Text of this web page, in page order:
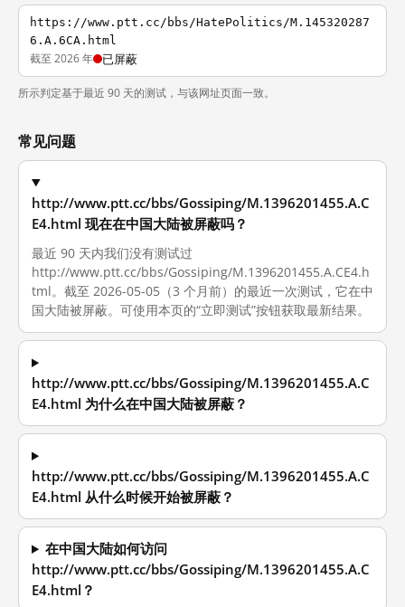
https://www.ptt.cc/bbs/HatePolitics/M.145320287
6.A.6CA.html
截至 2026 年 已屏蔽
所示判定基于最近 90 天的测试，与该网址页面一致。
常见问题
http://www.ptt.cc/bbs/Gossiping/M.1396201455.A.C
E4.html 现在在中国大陆被屏蔽吗？
最近 90 天内我们没有测试过
http://www.ptt.cc/bbs/Gossiping/M.1396201455.A.CE4.h
tml。截至 2026-05-05（3 个月前）的最近一次测试，它在中
国大陆被屏蔽。可使用本页的“立即测试”按钮获取最新结果。
http://www.ptt.cc/bbs/Gossiping/M.1396201455.A.C
E4.html 为什么在中国大陆被屏蔽？
http://www.ptt.cc/bbs/Gossiping/M.1396201455.A.C
E4.html 从什么时候开始被屏蔽？
在中国大陆如何访问
http://www.ptt.cc/bbs/Gossiping/M.1396201455.A.C
E4.html？